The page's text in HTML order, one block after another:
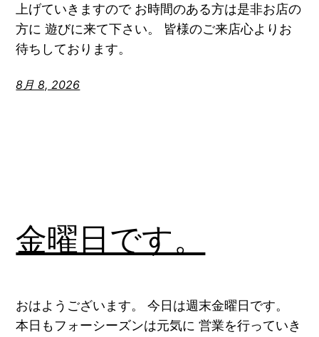
上げていきますので お時間のある方は是非お店の
方に 遊びに来て下さい。 皆様のご来店心よりお
待ちしております。
8月 8, 2026
金曜日です。
おはようございます。 今日は週末金曜日です。
本日もフォーシーズンは元気に 営業を行っていき